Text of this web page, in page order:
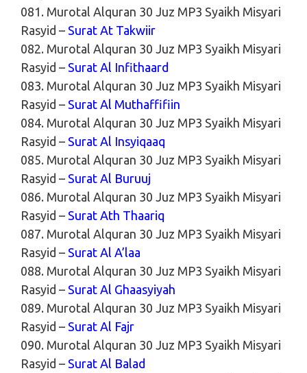
081. Murotal Alquran 30 Juz MP3 Syaikh Misyari
Rasyid – Surat At Takwiir
082. Murotal Alquran 30 Juz MP3 Syaikh Misyari
Rasyid – Surat Al Infithaard
083. Murotal Alquran 30 Juz MP3 Syaikh Misyari
Rasyid – Surat Al Muthaffifiin
084. Murotal Alquran 30 Juz MP3 Syaikh Misyari
Rasyid – Surat Al Insyiqaaq
085. Murotal Alquran 30 Juz MP3 Syaikh Misyari
Rasyid – Surat Al Buruuj
086. Murotal Alquran 30 Juz MP3 Syaikh Misyari
Rasyid – Surat Ath Thaariq
087. Murotal Alquran 30 Juz MP3 Syaikh Misyari
Rasyid – Surat Al A’laa
088. Murotal Alquran 30 Juz MP3 Syaikh Misyari
Rasyid – Surat Al Ghaasyiyah
089. Murotal Alquran 30 Juz MP3 Syaikh Misyari
Rasyid – Surat Al Fajr
090. Murotal Alquran 30 Juz MP3 Syaikh Misyari
Rasyid – Surat Al Balad